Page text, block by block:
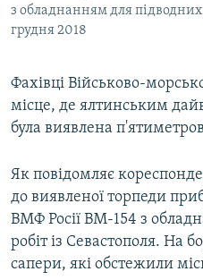
з обладнанням для підводних
грудня 2018
Фахівці Військово-
місце, де ялтинським
була виявлена
Як повідомляє
до виявленої торпеди
ВМФ Росії ВМ-154 з
робіт із Севастополя. На
сапери, які обстежили